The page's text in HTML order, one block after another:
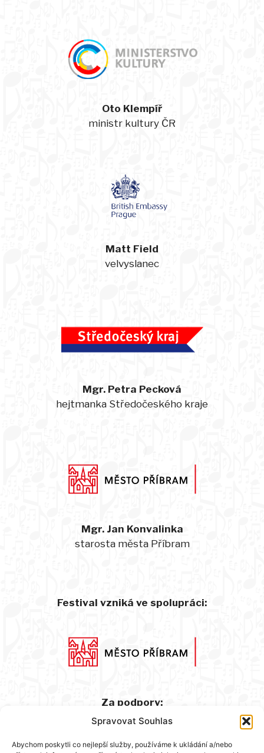
Spravovat Souhlas
Abychom poskytli co nejlepší služby, používáme k ukládání a/nebo
Oto Klempíř
ministr kultury ČR
Matt Field
velvyslanec
Mgr. Petra Pecková
hejtmanka Středočeského kraje
Mgr. Jan Konvalinka
starosta města Příbram
Festival vzniká ve spolupráci:
Za podpory: